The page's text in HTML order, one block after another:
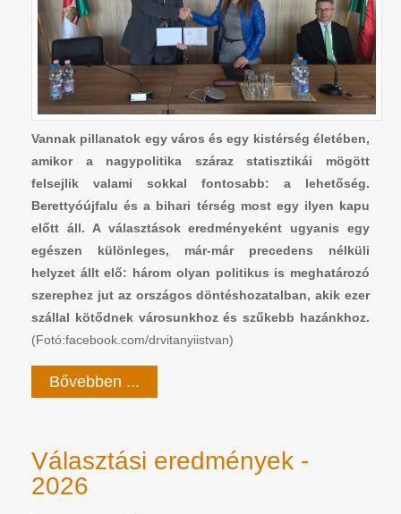
Vannak pillanatok egy város és egy kistérség életében,
amikor a nagypolitika száraz statisztikái mögött
felsejlik valami sokkal fontosabb: a lehetőség.
Berettyóújfalu és a bihari térség most egy ilyen kapu
előtt áll. A választások eredményeként ugyanis egy
egészen különleges, már-már precedens nélküli
helyzet állt elő: három olyan politikus is meghatározó
szerephez jut az országos döntéshozatalban, akik ezer
szállal kötődnek városunkhoz és szűkebb hazánkhoz.
(Fotó:facebook.com/drvitanyiistvan)
Bővebben ...
Választási eredmények -
2026